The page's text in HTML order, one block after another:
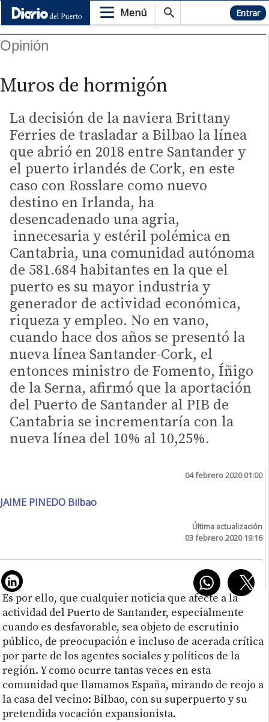
Menú Hemeroteca Entrar
Opinión
Muros de hormigón
La decisión de la naviera Brittany
Ferries de trasladar a Bilbao la línea
que abrió en 2018 entre Santander y
el puerto irlandés de Cork, en este
caso con Rosslare como nuevo
destino en Irlanda, ha
desencadenado una agria,
innecesaria y estéril polémica en
Cantabria, una comunidad autónoma
de 581.684 habitantes en la que el
puerto es su mayor industria y
generador de actividad económica,
riqueza y empleo. No en vano,
cuando hace dos años se presentó la
nueva línea Santander-Cork, el
entonces ministro de Fomento, Íñigo
de la Serna, afirmó que la aportación
del Puerto de Santander al PIB de
Cantabria se incrementaría con la
nueva línea del 10% al 10,25%.
04 febrero 2020 01:00
JAIME PINEDO Bilbao
Última actualización
03 febrero 2020 19:16
Es por ello, que cualquier noticia que afecte a la
actividad del Puerto de Santander, especialmente
cuando es desfavorable, sea objeto de escrutinio
público, de preocupación e incluso de acerada crítica
por parte de los agentes sociales y políticos de la
región. Y como ocurre tantas veces en esta
comunidad que llamamos España, mirando de reojo a
la casa del vecino: Bilbao, con su superpuerto y su
pretendida vocación expansionista.